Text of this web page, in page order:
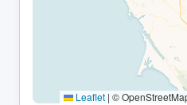
Leaflet | ©